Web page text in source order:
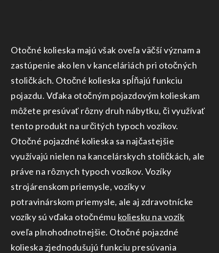
Otočné kolieska majú však oveľa väčší význam a
zastúpenie ako len v kanceláriách pri otočných
stoličkách. Otočné kolieska spĺňajú funkciu
pojazdu. Vďaka otočným pojazdovým kolieskam
môžete presúvať rôzny druh nábytku, či využívať
tento produkt na určitých typoch vozíkov.
Otočné pojazdné kolieska sa najčastejšie
využívajú nielen na kancelárskych stoličkách, ale
práve na rôznych typoch vozíkov. Vozíky
strojárenskom priemysle, vozíky v
potravinárskom priemysle, ale aj zdravotnícke
vozíky sú vďaka otočnému koliesku na vozík
oveľa plnohodnotnejšie. Otočné pojazdné
kolieska zjednodušujú funkciu presúvania